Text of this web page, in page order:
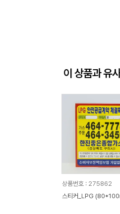
이 상품과 유
상품번호 : 275862
스티커_LPG